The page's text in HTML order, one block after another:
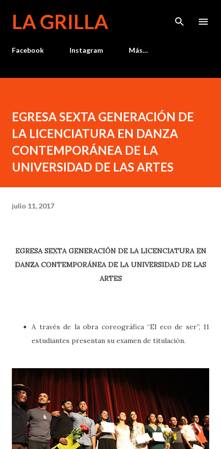
LA GRILLA
Facebook Instagram Más…
EGRESA SEXTA GENERACIÓN DE
LA LICENCIATURA EN DANZA
CONTEMPORÁNEA DE LA
UNIVERSIDAD DE LAS ARTES
julio 11, 2017
EGRESA SEXTA GENERACIÓN DE LA LICENCIATURA EN
DANZA CONTEMPORÁNEA DE LA UNIVERSIDAD DE LAS
ARTES
A través de la obra coreográfica “El eco de ser”, 11
estudiantes presentan su examen de titulación.